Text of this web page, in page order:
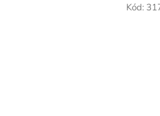
Kód: